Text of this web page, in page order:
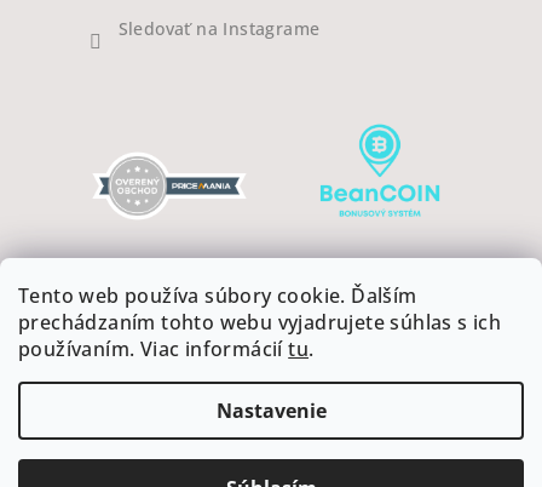
Tento web používa súbory cookie. Ďalším
prechádzaním tohto webu vyjadrujete súhlas s ich
používaním. Viac informáciítu.
Nastavenie
Sledovať na Instagrame
Copyright 2026COFFEEART. Všetky práva vyhradené.
Upraviť nastavenie cookies